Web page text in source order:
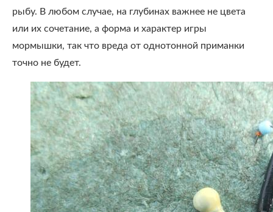
рыбу. В любом случае, на глубинах важнее не цвета
или их сочетание, а форма и характер игры
мормышки, так что вреда от однотонной приманки
точно не будет.